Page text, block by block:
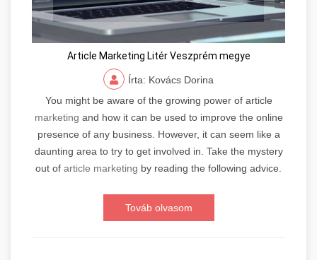
Article Marketing Litér Veszprém megye
Írta: Kovács Dorina
You might be aware of the growing power of article
marketing and how it can be used to improve the online
presence of any business. However, it can seem like a
daunting area to try to get involved in. Take the mystery
out of article marketing by reading the following advice.
Továb olvasom